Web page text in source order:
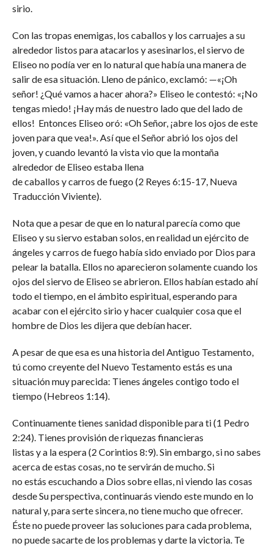
sirio.
Con las tropas enemigas, los caballos y los carruajes a su
alrededor listos para atacarlos y asesinarlos, el siervo de
Eliseo no podía ver en lo natural que había una manera de
salir de esa situación. Lleno de pánico, exclamó: —«¡Oh
señor! ¿Qué vamos a hacer ahora?» Eliseo le contestó: «¡No
tengas miedo! ¡Hay más de nuestro lado que del lado de
ellos! Entonces Eliseo oró: «Oh Señor, ¡abre los ojos de este
joven para que vea!». Así que el Señor abrió los ojos del
joven, y cuando levantó la vista vio que la montaña
alrededor de Eliseo estaba llena
de caballos y carros de fuego (2 Reyes 6:15-17, Nueva
Traducción Viviente).
Nota que a pesar de que en lo natural parecía como que
Eliseo y su siervo estaban solos, en realidad un ejército de
ángeles y carros de fuego había sido enviado por Dios para
pelear la batalla. Ellos no aparecieron solamente cuando los
ojos del siervo de Eliseo se abrieron. Ellos habían estado ahí
todo el tiempo, en el ámbito espiritual, esperando para
acabar con el ejército sirio y hacer cualquier cosa que el
hombre de Dios les dijera que debían hacer.
A pesar de que esa es una historia del Antiguo Testamento,
tú como creyente del Nuevo Testamento estás es una
situación muy parecida: Tienes ángeles contigo todo el
tiempo (Hebreos 1:14).
Continuamente tienes sanidad disponible para ti (1 Pedro
2:24). Tienes provisión de riquezas financieras
listas y a la espera (2 Corintios 8:9). Sin embargo, si no sabes
acerca de estas cosas, no te servirán de mucho. Si
no estás escuchando a Dios sobre ellas, ni viendo las cosas
desde Su perspectiva, continuarás viendo este mundo en lo
natural y, para serte sincera, no tiene mucho que ofrecer.
Éste no puede proveer las soluciones para cada problema,
no puede sacarte de los problemas y darte la victoria. Te